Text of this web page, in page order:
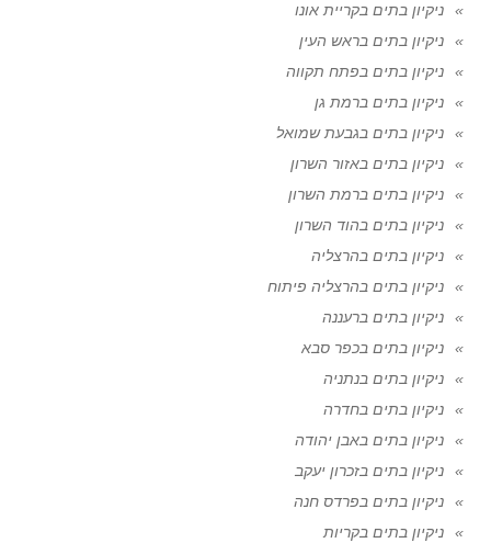
ניקיון בתים בקריית אונו
ניקיון בתים בראש העין
ניקיון בתים בפתח תקווה
ניקיון בתים ברמת גן
ניקיון בתים בגבעת שמואל
ניקיון בתים באזור השרון
ניקיון בתים ברמת השרון
ניקיון בתים בהוד השרון
ניקיון בתים בהרצליה
ניקיון בתים בהרצליה פיתוח
ניקיון בתים ברעננה
ניקיון בתים בכפר סבא
ניקיון בתים בנתניה
ניקיון בתים בחדרה
ניקיון בתים באבן יהודה
ניקיון בתים בזכרון יעקב
ניקיון בתים בפרדס חנה
ניקיון בתים בקריות